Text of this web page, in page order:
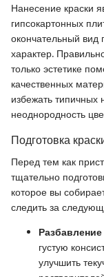
Нанесение краски
гипсокартонных
окончательный вид
характер.
только эстетике
качественных
избежать типичных
неоднородность
Подготовка
Перед тем как
тщательно
которое вы
следить за
Разбавление
густую
улучшить